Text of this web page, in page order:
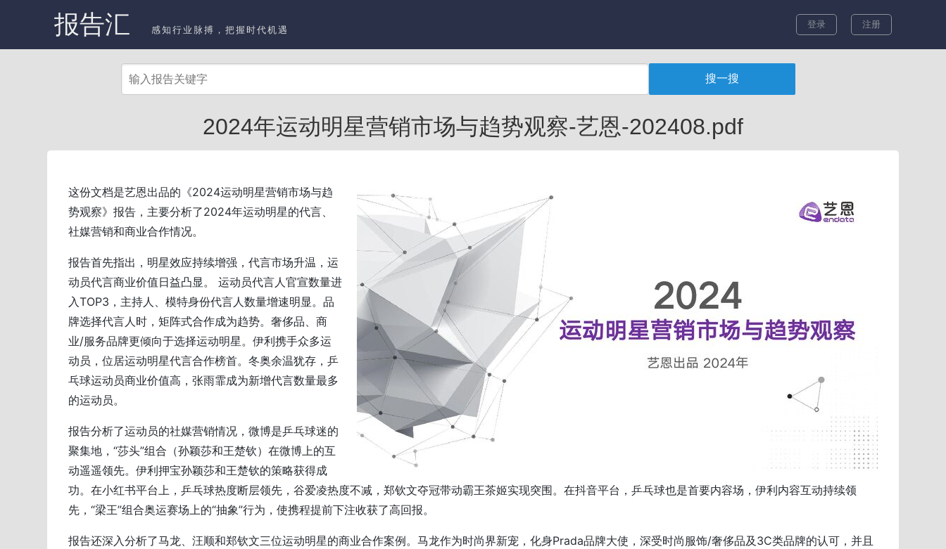
报告汇 感知行业脉搏，把握时代机遇
登录 注册
2024年运动明星营销市场与趋势观察-艺恩-202408.pdf
这份文档是艺恩出品的《2024运动明星营销市场与趋
势观察》报告，主要分析了2024年运动明星的代言、
社媒营销和商业合作情况。
报告首先指出，明星效应持续增强，代言市场升温，运
动员代言商业价值日益凸显。 运动员代言人官宣数量进
入TOP3，主持人、模特身份代言人数量增速明显。品
牌选择代言人时，矩阵式合作成为趋势。奢侈品、商
业/服务品牌更倾向于选择运动明星。伊利携手众多运
动员，位居运动明星代言合作榜首。冬奥余温犹存，乒
乓球运动员商业价值高，张雨霏成为新增代言数量最多
的运动员。
报告分析了运动员的社媒营销情况，微博是乒乓球迷的
聚集地，“莎头”组合（孙颖莎和王楚钦）在微博上的互
动遥遥领先。伊利押宝孙颖莎和王楚钦的策略获得成
功。在小红书平台上，乒乓球热度断层领先，谷爱凌热度不减，郑钦文夺冠带动霸王茶姬实现突围。在抖音平台，乒乓球也是首要内容场，伊利内容互动持续领
先，“梁王”组合奥运赛场上的“抽象”行为，使携程提前下注收获了高回报。
报告还深入分析了马龙、汪顺和郑钦文三位运动明星的商业合作案例。马龙作为时尚界新宠，化身Prada品牌大使，深受时尚服饰/奢侈品及3C类品牌的认可，并且